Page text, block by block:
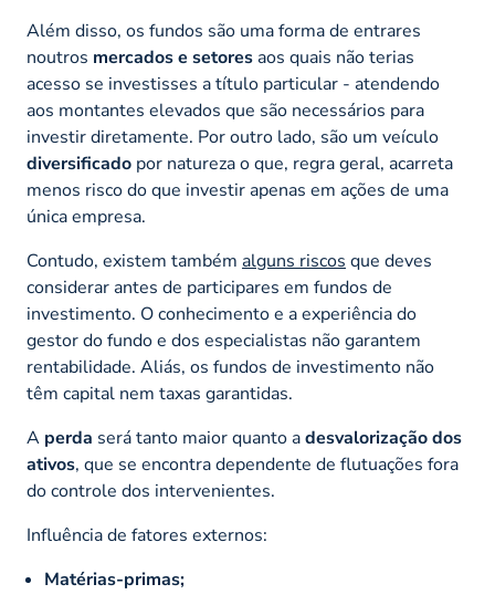
Além disso, os fundos são uma forma de entrares
noutros mercados e setores aos quais não terias
acesso se investisses a título particular - atendendo
aos montantes elevados que são necessários para
investir diretamente. Por outro lado, são um veículo
diversificado por natureza o que, regra geral, acarreta
menos risco do que investir apenas em ações de uma
única empresa.
Contudo, existem também alguns riscos que deves
considerar antes de participares em fundos de
investimento. O conhecimento e a experiência do
gestor do fundo e dos especialistas não garantem
rentabilidade. Aliás, os fundos de investimento não
têm capital nem taxas garantidas.
A perda será tanto maior quanto adesvalorização dos
ativos, que se encontra dependente de flutuações fora
do controle dos intervenientes.
Influência de fatores externos:
Matérias-primas;